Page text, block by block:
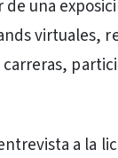
una
virtuales,
a la